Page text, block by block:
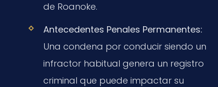
de Roanoke.
Antecedentes Penales Permanentes:
Una condena por conducir siendo un
infractor habitual genera un registro
criminal que puede impactar su